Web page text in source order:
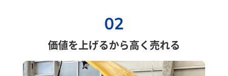
02
価値を上げるから高く売れる